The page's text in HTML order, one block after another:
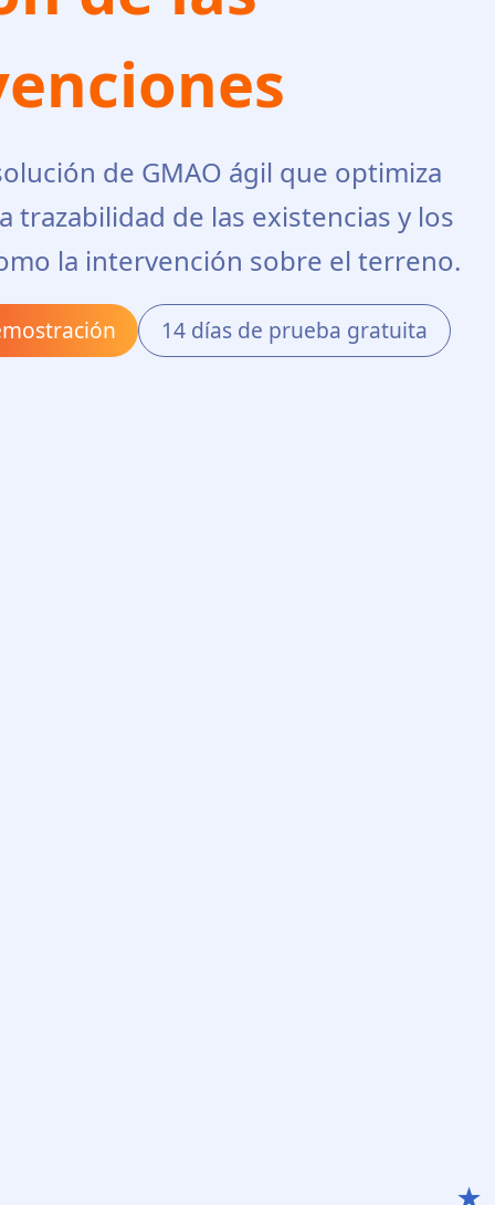
de GMAO ágil que optimiza
trazabilidad de las existencias y los
la intervención sobre el terreno.
14 días de prueba gratuita